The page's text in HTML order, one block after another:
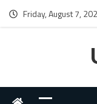
Friday, August 7,